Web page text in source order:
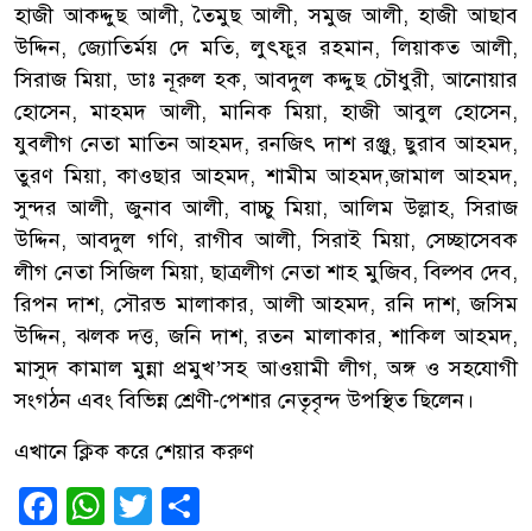
হাজী আকদ্দুছ আলী, তৈমুছ আলী, সমুজ আলী, হাজী আছাব
উদ্দিন, জ্যোতির্ময় দে মতি, লুৎফুর রহমান, লিয়াকত আলী,
সিরাজ মিয়া, ডাঃ নূরুল হক, আবদুল কদ্দুছ চৌধুরী, আনোয়ার
হোসেন, মাহমদ আলী, মানিক মিয়া, হাজী আবুল হোসেন,
যুবলীগ নেতা মাতিন আহমদ, রনজিৎ দাশ রঞ্জু, ছুরাব আহমদ,
তুরণ মিয়া, কাওছার আহমদ, শামীম আহমদ,জামাল আহমদ,
সুন্দর আলী, জুনাব আলী, বাচ্চু মিয়া, আলিম উল্লাহ, সিরাজ
উদ্দিন, আবদুল গণি, রাগীব আলী, সিরাই মিয়া, সেচ্ছাসেবক
লীগ নেতা সিজিল মিয়া, ছাত্রলীগ নেতা শাহ মুজিব, বিল্পব দেব,
রিপন দাশ, সৌরভ মালাকার, আলী আহমদ, রনি দাশ, জসিম
উদ্দিন, ঝলক দত্ত, জনি দাশ, রতন মালাকার, শাকিল আহমদ,
মাসুদ কামাল মুন্না প্রমুখ’সহ আওয়ামী লীগ, অঙ্গ ও সহযোগী
সংগঠন এবং বিভিন্ন শ্রেণী-পেশার নেতৃবৃন্দ উপস্থিত ছিলেন।
এখানে ক্লিক করে শেয়ার করুণ
Facebook
WhatsApp
Twitter